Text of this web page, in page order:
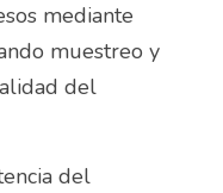
mediante
muestreo y
del
del